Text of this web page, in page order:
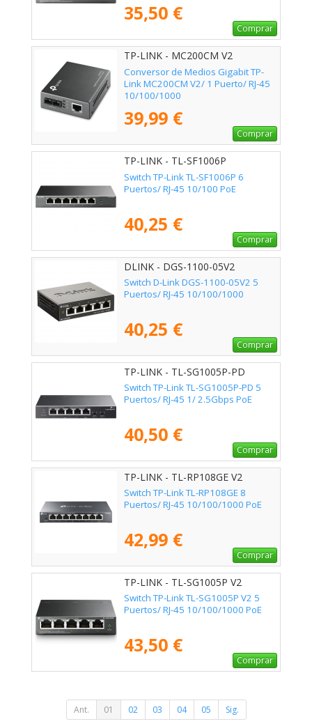
35,50 €
Comprar
TP-LINK - MC200CM V2
Conversor de Medios Gigabit TP-
Link MC200CM V2/ 1 Puerto/ RJ-45
10/100/1000
39,99 €
Comprar
TP-LINK - TL-SF1006P
Switch TP-Link TL-SF1006P 6
Puertos/ RJ-45 10/100 PoE
40,25 €
Comprar
DLINK - DGS-1100-05V2
Switch D-Link DGS-1100-05V2 5
Puertos/ RJ-45 10/100/1000
40,25 €
Comprar
TP-LINK - TL-SG1005P-PD
Switch TP-Link TL-SG1005P-PD 5
Puertos/ RJ-45 1/ 2.5Gbps PoE
40,50 €
Comprar
TP-LINK - TL-RP108GE V2
Switch TP-Link TL-RP108GE 8
Puertos/ RJ-45 10/100/1000 PoE
42,99 €
Comprar
TP-LINK - TL-SG1005P V2
Switch TP-Link TL-SG1005P V2 5
Puertos/ RJ-45 10/100/1000 PoE
43,50 €
Comprar
Ant. 01 02 03 04 05 Sig.